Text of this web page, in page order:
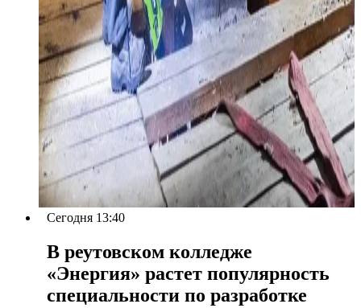
Сегодня 13:40
В реутовском колледже
«Энергия» растет популярность
специальности по разработке